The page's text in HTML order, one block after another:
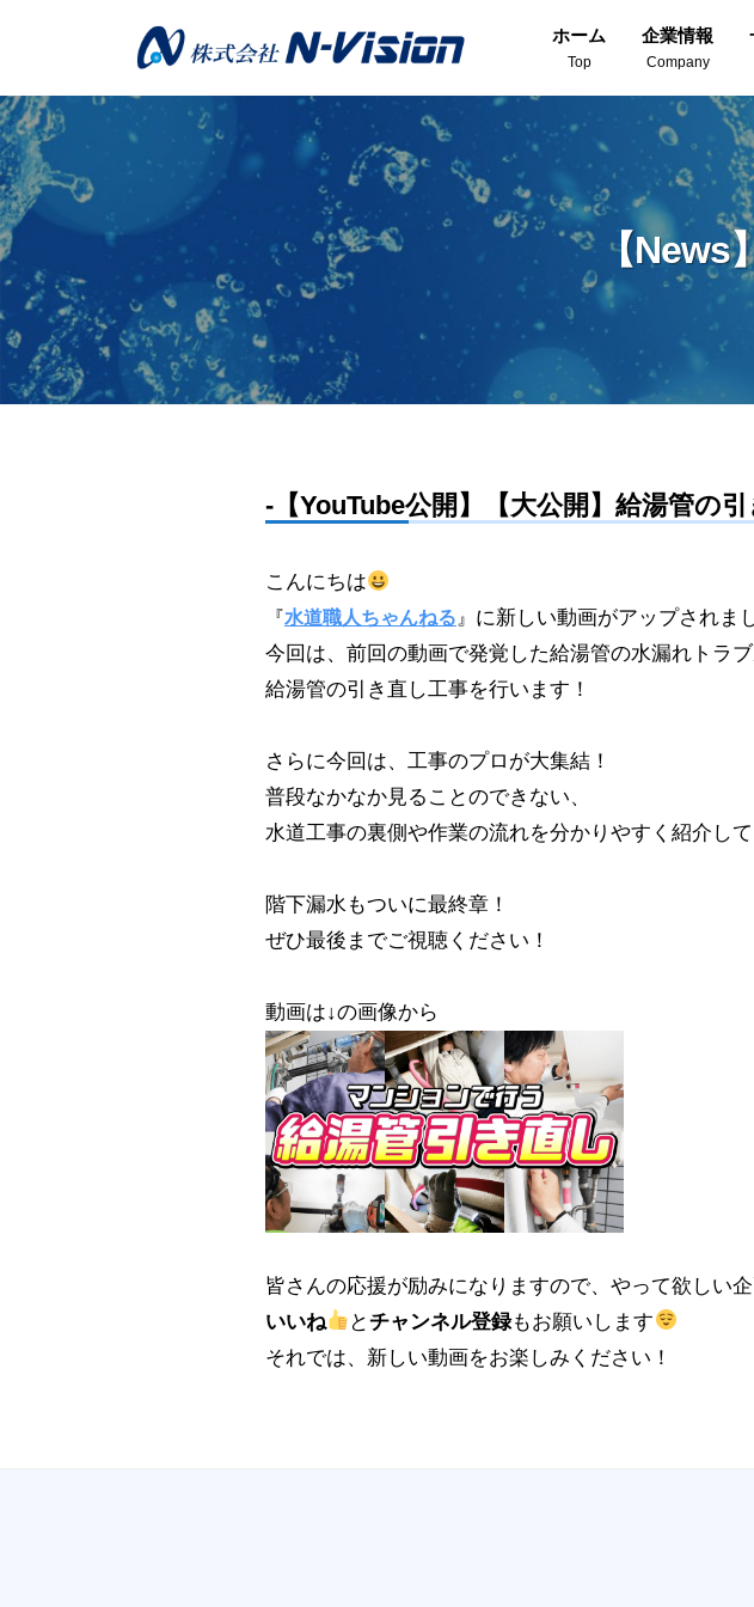
ン
ツ
へ
ス
キ
プ
株
式
社
-
V
ホーム
Top
企業情報
Company
【News
【News】 –
2026.06.03–
0
2
-
0
3
b
N
-
V
i
s
i
o
-【YouTube公開】【大公開】給湯管の
こんにちは
『水道職人ちゃんねる 』 に新しい動画がアップされま
今回は、前回の動画で発覚した給湯管の水漏れトラブ
給湯管の引き直し工事を行います！
さらに今回は、工事のプロが大集結！
普段なかなか見ることのできない、
水道工事の裏側や作業の流れを分かりやすく紹介して
階下漏水もついに最終章！
ぜひ最後までご視聴ください！
動画は↓の画像から
皆さんの応援が励みになりますので、やって欲しい
いいね
とチャンネル登録もお願いします
それでは、新しい動画をお楽しみください！
式
会
N
s
i
o
n